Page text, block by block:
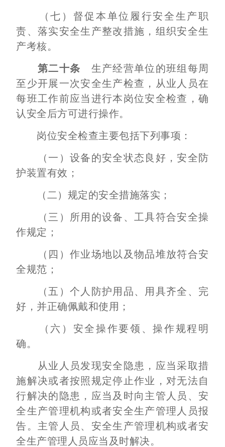
（七）督促本单位履行安全生产职
责、落实安全生产整改措施，组织安全生
产考核。
第二十条 生产经营单位的班组每周
至少开展一次安全生产检查，从业人员在
每班工作前应当进行本岗位安全检查，确
认安全后方可进行操作。
岗位安全检查主要包括下列事项：
（一）设备的安全状态良好，安全防
护装置有效；
（二）规定的安全措施落实；
（三）所用的设备、工具符合安全操
作规定；
（四）作业场地以及物品堆放符合安
全规范；
（五）个人防护用品、用具齐全、完
好，并正确佩戴和使用；
（六）安全操作要领、操作规程明
确。
从业人员发现安全隐患，应当采取措
施解决或者按照规定停止作业，对无法自
行解决的隐患，应当及时向主管人员、安
全生产管理机构或者安全生产管理人员报
告。主管人员、安全生产管理机构或者安
全生产管理人员应当及时解决。